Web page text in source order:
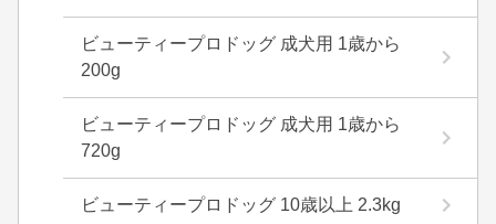
ビューティープロドッグ 成犬用 1歳から
200g
ビューティープロドッグ 成犬用 1歳から
720g
ビューティープロドッグ 10歳以上 2.3kg